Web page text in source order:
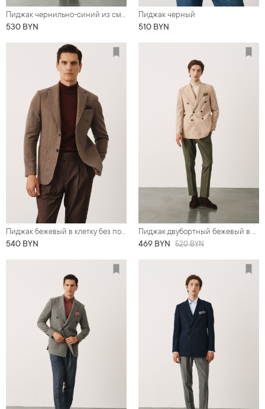
Пиджак чернильно-синий из смесовой ткани со льном
530 BYN
Пиджак черный
510 BYN
Пиджак бежевый в клетку без подкладки (half-lined)
540 BYN
Пиджак двубортный бежевый в полоску
469 BYN 520 BYN